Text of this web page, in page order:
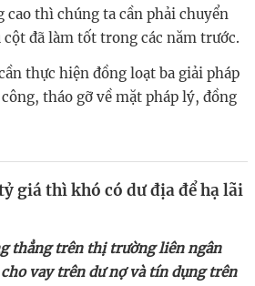
cao thì chúng ta cần phải chuyển
đã làm tốt trong các năm trước.
thực hiện đồng loạt ba giải pháp
tháo gỡ về mặt pháp lý, đồng
giá thì khó có dư địa để hạ lãi
thẳng trên thị trường liên ngân
vay trên dư nợ và tín dụng trên